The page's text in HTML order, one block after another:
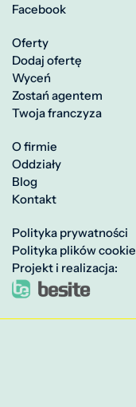
Facebook
Oferty
Dodaj ofertę
Wyceń
Zostań agentem
Twoja franczyza
O firmie
Oddziały
Blog
Kontakt
Polityka prywatności
Polityka plików cookie
Projekt i realizacja: